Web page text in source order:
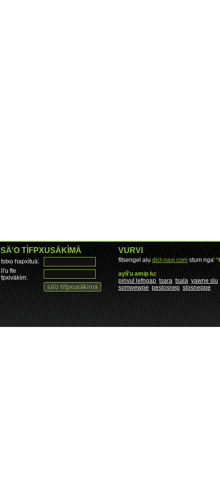
SÄ'O TÌFPXUSÄKÌMÄ
tstxo hapxìtuä:
lì'u fte
fpxiväkìm:
VURVI
fìtsengel alu dict-navi.com stum nga'
aylì'u amip lu:
pinvul lefngap tsara tsala yawne slu
somwewpe peslosnep slosneppe